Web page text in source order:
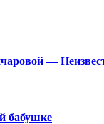
—
бабушке